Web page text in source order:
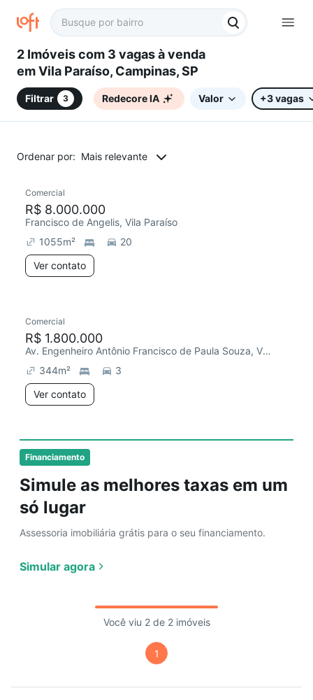
2 Imóveis com 3 vagas à venda
em Vila Paraíso, Campinas, SP
Filtrar 3 Redecore IA Valor +3 vagas
Ordenar por: Mais relevante
Financiamento
Simule as melhores taxas em um
só lugar
Assessoria imobiliária grátis para o seu financiamento.
Simular agora
Comercial
R$ 8.000.000
Francisco de Angelis, Vila Paraíso
1055m²
20
Ver contato
Comercial
R$ 1.800.000
Av. Engenheiro Antônio Francisco de Paula Souza, Vila Paraíso
344m²
3
Ver contato
Você viu 2 de 2 imóveis
1